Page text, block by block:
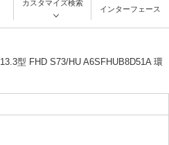
カスタマイズ検索
インターフェース
13.3型 FHD S73/HU A6SFHUB8D51A 環